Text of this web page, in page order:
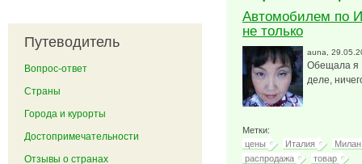
Автомобилем по
не только
auna ,
Обещала я
деле,
Метки:
цены
Италия
Милан
распродажа
товар
Путеводитель
Вопрос-ответ
Страны
Города и курорты
Достопримечательности
Отзывы о странах